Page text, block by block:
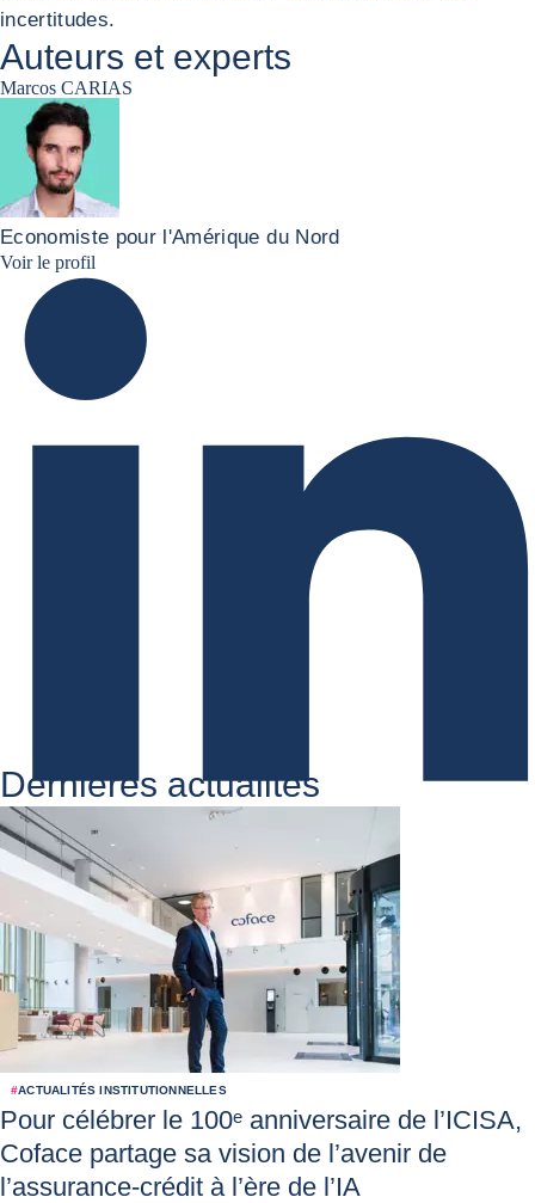
incertitudes.
Auteurs et experts
Marcos CARIAS
Economiste pour l'Amérique du Nord
Voir le profil
Dernières actualités
#ACTUALITÉS INSTITUTIONNELLES
Pour célébrer le 100ᵉ anniversaire de l’ICISA,
Coface partage sa vision de l’avenir de
l’assurance-crédit à l’ère de l’IA